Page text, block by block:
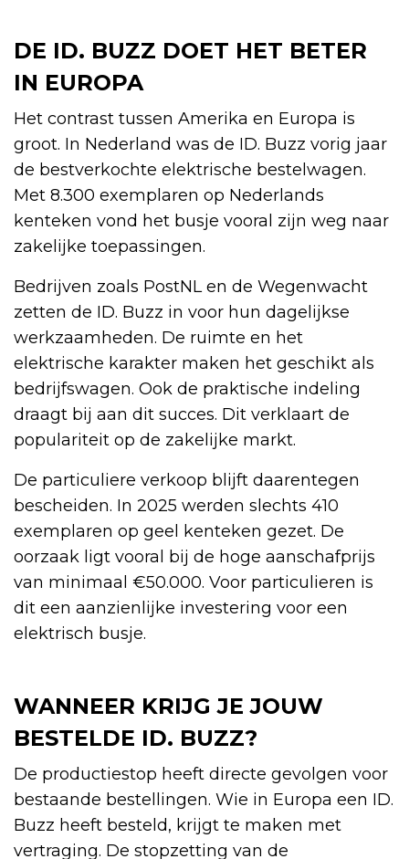
DE ID. BUZZ DOET HET BETER
IN EUROPA
Het contrast tussen Amerika en Europa is
groot. In Nederland was de ID. Buzz vorig jaar
de bestverkochte elektrische bestelwagen.
Met 8.300 exemplaren op Nederlands
kenteken vond het busje vooral zijn weg naar
zakelijke toepassingen.
Bedrijven zoals PostNL en de Wegenwacht
zetten de ID. Buzz in voor hun dagelijkse
werkzaamheden. De ruimte en het
elektrische karakter maken het geschikt als
bedrijfswagen. Ook de praktische indeling
draagt bij aan dit succes. Dit verklaart de
populariteit op de zakelijke markt.
De particuliere verkoop blijft daarentegen
bescheiden. In 2025 werden slechts 410
exemplaren op geel kenteken gezet. De
oorzaak ligt vooral bij de hoge aanschafprijs
van minimaal €50.000. Voor particulieren is
dit een aanzienlijke investering voor een
elektrisch busje.
WANNEER KRIJG JE JOUW
BESTELDE ID. BUZZ?
De productiestop heeft directe gevolgen voor
bestaande bestellingen. Wie in Europa een ID.
Buzz heeft besteld, krijgt te maken met
vertraging. De stopzetting van de